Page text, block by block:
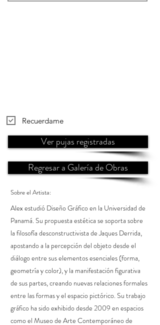
Recuerdame
Ver pujas registradas
Regresar a Galería de Obras
Sobre el Artista:
Alex estudió Diseño Gráfico en la Universidad de
Panamá. Su propuesta estética se soporta sobre
la filosofía desconstructivista de Jaques Derrida,
apostando a la percepción del objeto desde el
diálogo entre sus elementos esenciales (forma,
geometría y color), y la manifestación figurativa
de sus partes, creando nuevas relaciones formales
entre las formas y el espacio pictórico. Su trabajo
gráfico ha sido exhibido desde 2009 en espacios
como el Museo de Arte Contemporáneo de